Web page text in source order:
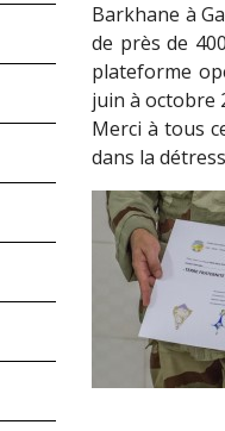
Barkhane à
de près de
plateforme
juin à octobre
Merci à tous
dans la